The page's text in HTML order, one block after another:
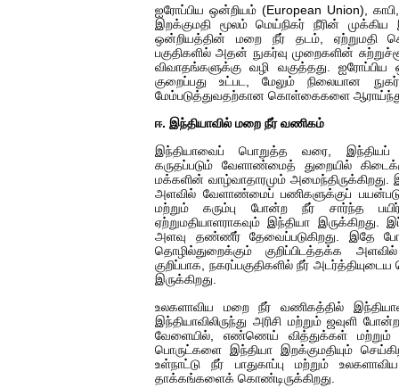
ஐரோப்பிய ஒன்றியம் (European Union),
இறக்குமதி மூலம் மெய்நிகர் நீரின் முக்கிய
ஒன்றியத்தின் மறை நீர் தடம், ஏற்றுமதி
பகுதிகளில் அதன் நுகர்வு முறைகளின்
விவாதங்களுக்கு வழி வகுத்தது.
குறைப்பது உட்பட, மேலும் நிலையான
மேம்படுத்துவதற்கான கொள்கைகளை ஆராய்ந்து
ஈ. இந்தியாவில் மறை நீர் வணிகம்
இந்தியாவைப் பொறுத்த வரை, இந்தியப்
கருதப்படும் வேளாண்மைத் துறையில்
மக்களின் வாழ்வாதாரமும் அமைந்திருக்கிறது.
அளவில் வேளாண்மைப் பணிகளுக்குப்
மற்றும் கரும்பு போன்ற நீர் சார்ந்த
ஏற்றுமதியாளராகவும் இந்தியா
அளவு தண்ணீர் தேவைப்படுகிறது. இதே
தொழில்துறைக்கும் குறிப்பிடத்தக்க
குறிப்பாக, நகரப்பகுதிகளில் நீர்
இருக்கிறது.
உலகளாவிய மறை நீர் வணிகத்தில்
இந்தியாவிலிருந்து அரிசி மற்றும் ஜவுளி
வேளையில், எண்ணெய் வித்துக்கள் மற்றும்
பொருட்களை இந்தியா இறக்குமதியும்
உள்நாட்டு நீர் பாதுகாப்பு மற்றும்
தாக்கங்களைக் கொண்டிருக்கிறது.